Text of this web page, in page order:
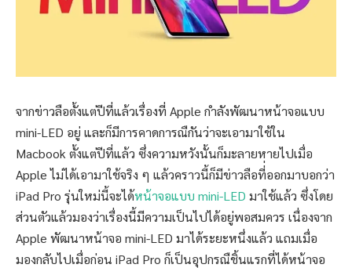
จากข่าวลือตั้งแต่ปีที่แล้วเรื่องที่ Apple กำลังพัฒนาหน้าจอแบบ
mini-LED อยู่ และก็มีการคาดการณืกันว่าจะเอามาใช้ใน
Macbook ตั้งแต่ปีที่แล้ว ซึ่งความหวังนั้นก็มะลายหายไปเมื่อ
Apple ไม่ได้เอามาใช้จริง ๆ แล้วคราวนี้ก็มีข่าวลือที่่ออกมาบอกว่า
iPad Pro รุ่นใหม่นี้จะได้หน้าจอแบบ mini-LED มาใช้แล้ว ซึ่งโดย
ส่วนตัวแล้วมองว่าเรื่องนี้มีความเป็นไปได้อยู่พอสมควร เนื่องจาก
Apple พัฒนาหน้าจอ mini-LED มาได้ระยะหนึ่งแล้ว แถมเมื่อ
มองกลับไปเมื่อก่อน iPad Pro ก็เป็นอุปกรณืชิ้นแรกที่ได้หน้าจอ